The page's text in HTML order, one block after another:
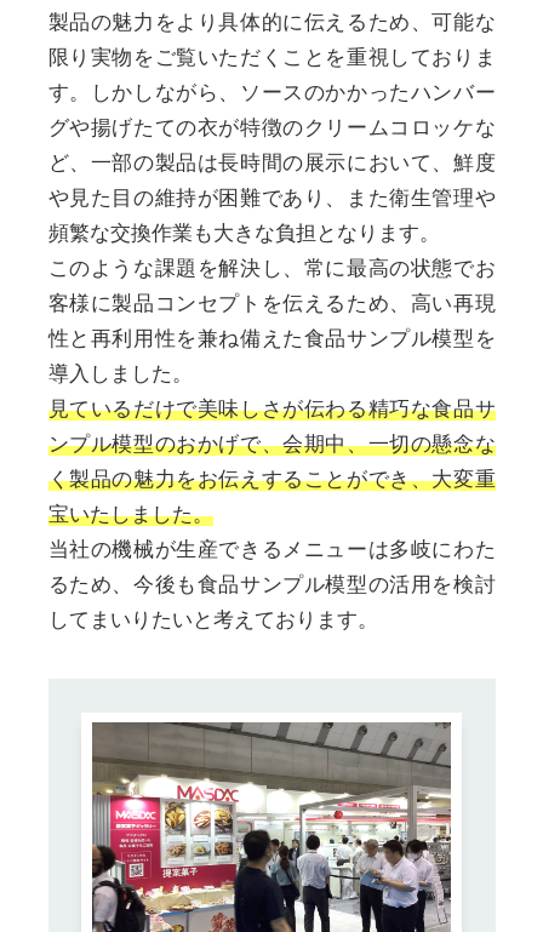
製品の魅力をより具体的に伝えるため、可能な
限り実物をご覧いただくことを重視しておりま
す。しかしながら、ソースのかかったハンバー
グや揚げたての衣が特徴のクリームコロッケな
ど、一部の製品は長時間の展示において、鮮度
や見た目の維持が困難であり、また衛生管理や
頻繁な交換作業も大きな負担となります。
このような課題を解決し、常に最高の状態でお
客様に製品コンセプトを伝えるため、高い再現
性と再利用性を兼ね備えた食品サンプル模型を
導入しました。
見ているだけで美味しさが伝わる精巧な食品サ
ンプル模型のおかげで、会期中、一切の懸念な
く製品の魅力をお伝えすることができ、大変重
宝いたしました。
当社の機械が生産できるメニューは多岐にわた
るため、今後も食品サンプル模型の活用を検討
してまいりたいと考えております。